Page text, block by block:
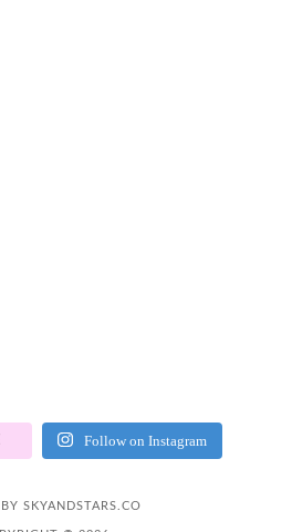
Follow on Instagram
SKYANDSTARS.CO